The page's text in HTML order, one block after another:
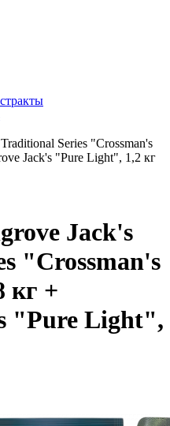
Series "Crossman's
Jack's "Pure Light", 1,2 кг
Jack's
"Crossman's
кг +
"Pure Light",